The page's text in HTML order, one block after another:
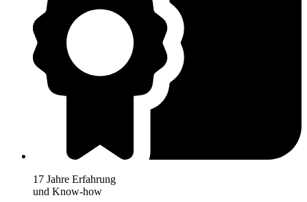
17 Jahre Erfahrung
und Know-how